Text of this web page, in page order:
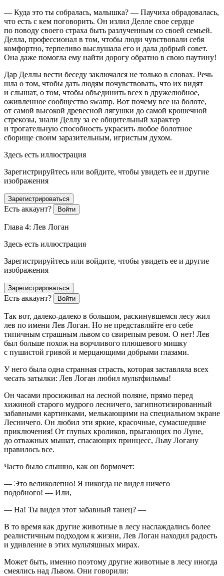
— Куда это ты собралась, малышка? — Паучиха обрадовалась,
что есть с кем поговорить. Он излил Делле свое сердце
по поводу своего страха быть разлученным со своей семьей.
Делла, профессионал в том, чтобы люди чувствовали себя
комфортно, терпеливо выслушала его и дала добрый совет.
Она даже помогла ему найти дорогу обратно в свою паутину!
Дар Деллы вести беседу заключался не только в словах. Речь
шла о том, чтобы дать людям почувствовать, что их видят
и слышат, о том, чтобы объединить всех в дружелюбное,
оживленное сообщество swamp. Вот почему все на болоте,
от самой высокой древесной лягушки до самой крошечной
стрекозы, знали Деллу за ее общительный характер
и трогательную способность украсить любое болотное
сборище своим заразительным, игристым духом.
Здесь есть иллюстрация
Зарегистрируйтесь или войдите, чтобы увидеть ее и другие
изображения
Зарегистрироваться
Есть аккаунт? Войти
Глава 4: Лев Логан
Здесь есть иллюстрация
Зарегистрируйтесь или войдите, чтобы увидеть ее и другие
изображения
Зарегистрироваться
Есть аккаунт? Войти
Так вот, далеко-далеко в большом, раскинувшемся лесу жил
лев по имени Лев Логан. Но не представляйте его себе
типичным страшным львом со свирепым ревом. О нет! Лев
был больше похож на ворчливого плюшевого мишку
с пушистой гривой и мерцающими добрыми глазами.
У него была одна странная страсть, которая заставляла всех
чесать затылки: Лев Логан любил мультфильмы!
Он часами просиживал на лесной поляне, прямо перед
хижиной старого мудрого лесничего, загипнотизированный
забавными картинками, мелькающими на специальном экране
Лесничего. Он любил эти яркие, красочные, сумасшедшие
приключения! От глупых кроликов, прыгающих по Луне,
до отважных мышат, спасающих принцесс, Льву Логану
нравилось все.
Часто было слышно, как он бормочет:
— Это великолепно! Я никогда не видел ничего
подобного! — Или,
— Ha! Ты видел этот забавный танец? —
В то время как другие животные в лесу наслаждались более
реалистичным подходом к жизни, Лев Логан находил радость
и удивление в этих мультяшных мирах.
Может быть, именно поэтому другие животные в лесу иногда
смеялись над Львом. Они говорили: